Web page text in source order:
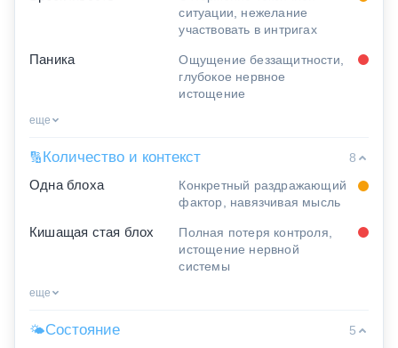
ситуации, нежелание
участвовать в интригах
Паника
Ощущение беззащитности,
глубокое нервное
истощение
еще
🔢 Количество и контекст
8
Одна блоха
Конкретный раздражающий
фактор, навязчивая мысль
Кишащая стая блох
Полная потеря контроля,
истощение нервной
системы
еще
🌤Состояние
5